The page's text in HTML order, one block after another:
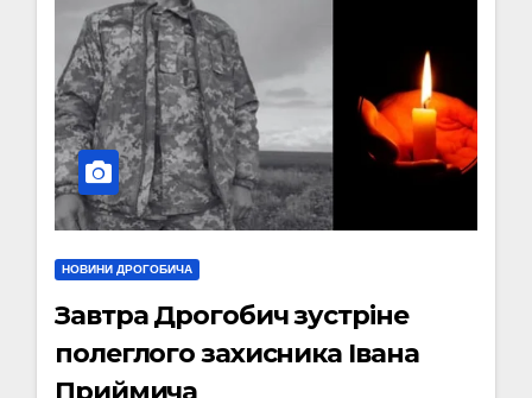
НОВИНИ ДРОГОБИЧА
Завтра Дрогобич зустріне
полеглого захисника Івана
Приймича